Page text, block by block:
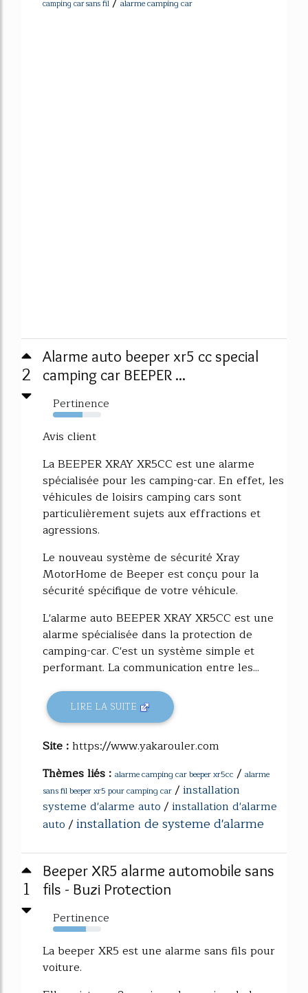
camping car sans fil
alarme camping car
2
Alarme auto beeper xr5 cc special
camping car BEEPER ...
Pertinence
62%
Avis client
La BEEPER XRAY XR5CC est une alarme
spécialisée pour les camping-car. En effet, les
véhicules de loisirs camping cars sont
particulièrement sujets aux effractions et
agressions.
Le nouveau système de sécurité Xray
MotorHome de Beeper est conçu pour la
sécurité spécifique de votre véhicule.
L'alarme auto BEEPER XRAY XR5CC est une
alarme spécialisée dans la protection de
camping-car. C'est un système simple et
performant. La communication entre les...
LIRE LA SUITE
Site :https://www.yakarouler.com
Thèmes liés : alarme camping car beeper xr5cc / alarme
sans fil beeper xr5 pour camping car /installation
systeme d'alarme auto/installation d'alarme
auto/installation de systeme d'alarme
1
Beeper XR5 alarme automobile sans
fils - Buzi Protection
Pertinence
69%
La beeper XR5 est une alarme sans fils pour
voiture.